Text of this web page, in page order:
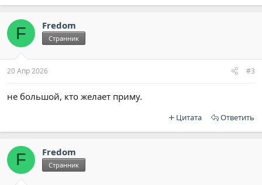
F Fredom
Странник
20 Апр 2026 #3
не большой, кто желает приму.
Цитата Ответить
F Fredom
Странник